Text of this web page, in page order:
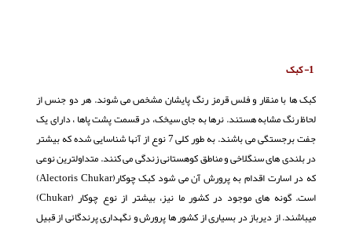
1- کبک
کبک ها با منقار و فلس قرمز رنگ پایشان مشخص می شوند. هر دو جنس از
لحاظ رنگ مشابه هستند. نرها به جای سیخک، در قسمت پشت پاها ، دارای یک
جفت برجستگی می باشند. به طور کلی 7 نوع از آنها شناسایی شده که بیشتر
در بلندی های سنگلاخی و مناطق کوهستانی زندگی می کنند. متداولترین نوعی
که در اسارت اقدام به پرورش آن می شود کبک چوکار(Alectoris Chukar)
است. گونه های موجود در کشور ما نیز، بیشتر از نوع چوکار (Chukar)
میباشند. از دیرباز در بسیاری از کشور ها پرورش و نگهداری پرندگانی از قبیل